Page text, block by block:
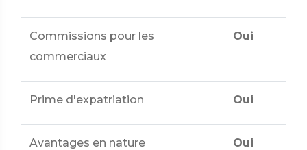
Commissions pour les
commerciaux
Oui
Prime d'expatriation Oui
Avantages en nature Oui